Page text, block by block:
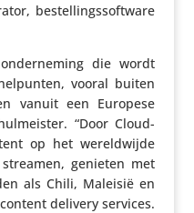
bestel­lings­soft­ware
die wordt
vooral buiten
vanuit een Europese
“Door Cloud­
op het wereld­wijde
genieten met
als Chili, Maleisië en
delivery services.